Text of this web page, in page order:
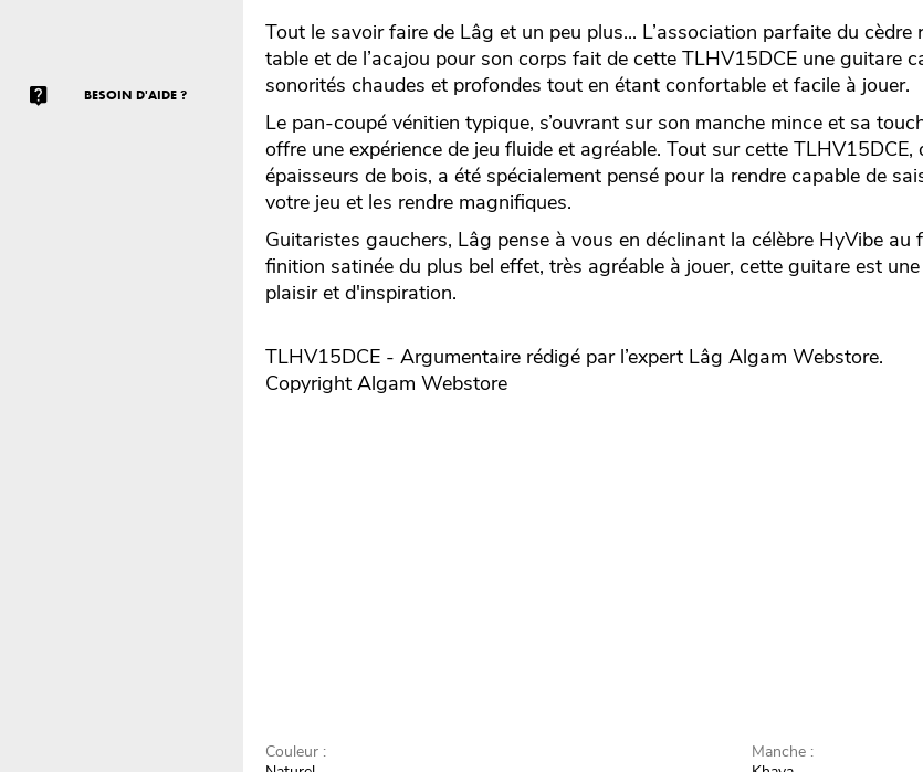
BESOIN D'AIDE ?
Tout le savoir faire de Lâg et un peu plus... L’association parfaite du
table et de l’acajou pour son corps fait de cette TLHV15DCE une guitare
sonorités chaudes et profondes tout en étant confortable et facile à jouer.
Le pan-coupé vénitien typique, s’ouvrant sur son manche mince et sa
offre une expérience de jeu fluide et agréable. Tout sur cette TLHV15DCE,
épaisseurs de bois, a été spécialement pensé pour la rendre capable de
votre jeu et les rendre magnifiques.
Guitaristes gauchers, Lâg pense à vous en déclinant la célèbre HyVibe au
finition satinée du plus bel effet, très agréable à jouer, cette guitare est
plaisir et d'inspiration.
TLHV15DCE - Argumentaire rédigé par l’expert Lâg Algam Webstore.
Copyright Algam Webstore
Couleur :
Manche :